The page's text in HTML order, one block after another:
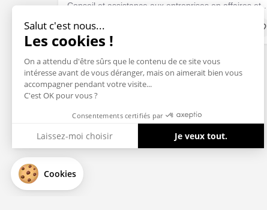
Conseil et assistance
Sociétés & Startups
Salut c'est nous...
Les cookies !
On a attendu d'être sûrs que le contenu de ce site vous
intéresse avant de vous déranger, mais on aimerait bien vous
accompagner pendant votre visite...
C'est OK pour vous ?
Consentements certifiés par
Laissez-moi choisir Je veux tout.
Notre plateforme vous permet d'adapter et de gérer vos
Cookies